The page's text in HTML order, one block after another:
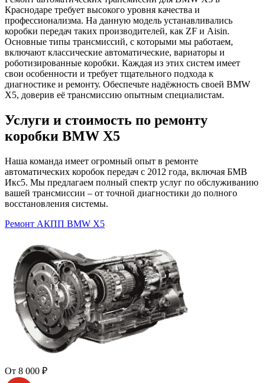
Краснодаре требует высокого уровня качества и
профессионализма. На данную модель устанавливались
коробки передач таких производителей, как ZF и Aisin.
Основные типы трансмиссий, с которыми мы работаем,
включают классические автоматические, вариаторы и
роботизированные коробки. Каждая из этих систем имеет
свои особенности и требует тщательного подхода к
диагностике и ремонту. Обеспечьте надёжность своей BMW
X5, доверив её трансмиссию опытным специалистам.
Услуги и стоимость по ремонту
коробки BMW X5
Наша команда имеет огромный опыт в ремонте
автоматических коробок передач с 2012 года, включая БМВ
Икс5. Мы предлагаем полный спектр услуг по обслуживанию
вашей трансмиссии – от точной диагностики до полного
восстановления системы.
Ремонт АКПП BMW X5
От 8 000 ₽